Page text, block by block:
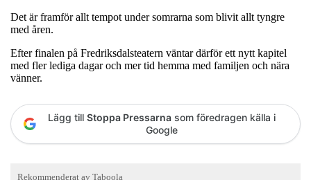
Det är framför allt tempot under somrarna som blivit allt tyngre
med åren.
Efter finalen på Fredriksdalsteatern väntar därför ett nytt kapitel
med fler lediga dagar och mer tid hemma med familjen och nära
vänner.
Lägg till Stoppa Pressarna som föredragen källa i
Google